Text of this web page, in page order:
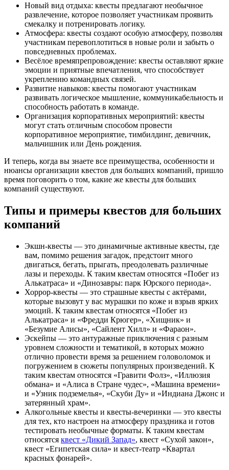
Новый вид отдыха: квесты предлагают необычное
развлечение, которое позволяет участникам проявить
смекалку и потренировать логику.
Атмосфера: квесты создают особую атмосферу, позволяя
участникам перевоплотиться в новые роли и забыть о
повседневных проблемах.
Весёлое времяпрепровождение: квесты оставляют яркие
эмоции и приятные впечатления, что способствует
укреплению командных связей.
Развитие навыков: квесты помогают участникам
развивать логическое мышление, коммуникабельность и
способность работать в команде.
Организация корпоративных мероприятий: квесты
могут стать отличным способом провести
корпоративное мероприятие, тимбилдинг, девичник,
мальчишник или День рождения.
И теперь, когда вы знаете все преимущества, особенности и
нюансы организации квестов для больших компаний, пришло
время поговорить о том, какие же квесты для больших
компаний существуют.
Типы и примеры квестов для больших
компаний
Экшн-квесты — это динамичные активные квесты, где
вам, помимо решения загадок, предстоит много
двигаться, бегать, прыгать, преодолевать различные
лазы и переходы. К таким квестам относятся «Побег из
Алькатраса» и «Динозавры: парк Юрского периода».
Хоррор-квесты — это страшные квесты с актёрами,
которые вызовут у вас мурашки по коже и взрыв ярких
эмоций. К таким квестам относятся «Побег из
Алькатраса» и «Фредди Крюгер», «Хищник» и
«Безумие Алисы», «Сайлент Хилл» и «Фараон».
Эскейпы — это антуражные приключения с разным
уровнем сложности и тематикой, в которых можно
отлично провести время за решением головоломок и
погружением в сюжеты популярных произведений. К
таким квестам относятся «Гравити Фолз», «Иллюзия
обмана» и «Алиса в Стране чудес», «Машина времени»
и «Узник подземелья», «Скуби Ду» и «Индиана Джонс и
затерянный храм».
Алкогольные квесты и квесты-вечеринки — это квесты
для тех, кто настроен на атмосферу праздника и готов
тестировать необычные форматы. К таким квестам
относятся квест «Дикий Запад», квест «Сухой закон»,
квест «Египетская сила» и квест-театр «Квартал
красных фонарей».